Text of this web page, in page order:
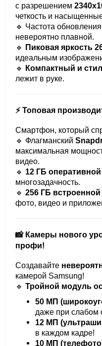
с разрешением
четкость и
🔹 Частота обновления
невероятно плавной.
🔹
Пиковая яркость
идеальным
🔹
Компактный и
лежит в руке.
⚡ Топовая
Смартфон, который
🔹 Флагманский
максимальная
видео.
🔹 12 ГБ
многозадачность.
🔹 256 ГБ
фото, видео и
📸 Камеры нового
профи!
Создавайте
камерой Samsung!
🔹 Тройной модуль
50 МП
даже при слабом
12 МП
в каждом кадре!
10 МП